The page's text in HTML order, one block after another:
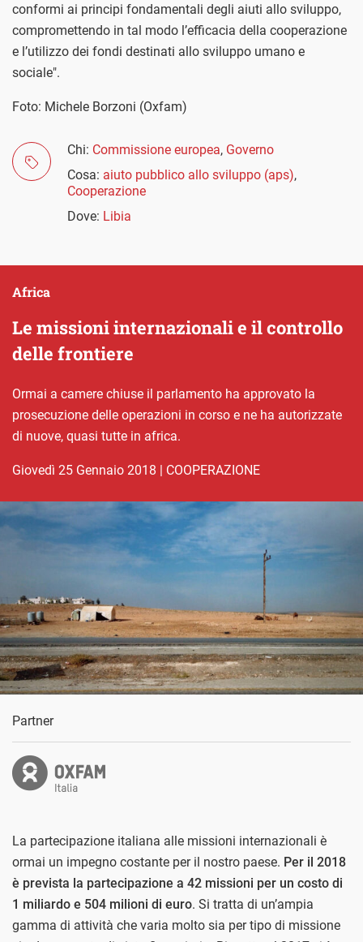
conformi ai principi fondamentali degli aiuti allo sviluppo,
compromettendo in tal modo l’efficacia della cooperazione
e l’utilizzo dei fondi destinati allo sviluppo umano e
sociale".
Foto: Michele Borzoni (Oxfam)
Chi: Commissione europea, Governo
Cosa: aiuto pubblico allo sviluppo (aps),
Cooperazione
Dove: Libia
Le missioni internazionali e il controllo
delle frontiere
Africa
Ormai a camere chiuse il parlamento ha approvato la
prosecuzione delle operazioni in corso e ne ha autorizzate
di nuove, quasi tutte in africa.
giovedì 25 Gennaio 2018 COOPERAZIONE
Partner
La partecipazione italiana alle missioni internazionali è
ormai un impegno costante per il nostro paese. Per il 2018
è prevista la partecipazione a 42 missioni per un costo di
1 miliardo e 504 milioni di euro. Si tratta di un’ampia
gamma di attività che varia molto sia per tipo di missione